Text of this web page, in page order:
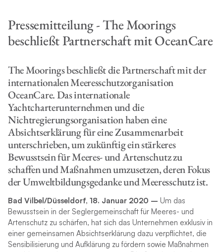
Pressemitteilung - The Moorings
beschließt Partnerschaft mit OceanCare
The Moorings beschließt die Partnerschaft mit der
internationalen Meeresschutzorganisation
OceanCare. Das internationale
Yachtcharterunternehmen und die
Nichtregierungsorganisation haben eine
Absichtserklärung für eine Zusammenarbeit
unterschrieben, um zukünftig ein stärkeres
Bewusstsein für Meeres- und Artenschutz zu
schaffen und Maßnahmen umzusetzen, deren Fokus
der Umweltbildungsgedanke und Meeresschutz ist.
Bad Vilbel/Düsseldorf, 18. Januar 2020 – Um das
Bewusstsein in der Seglergemeinschaft für Meeres- und
Artenschutz zu schärfen, hat sich das Unternehmen exklusiv in
einer gemeinsamen Absichtserklärung dazu verpflichtet, die
Sensibilisierung und Aufklärung zu fördern sowie Maßnahmen